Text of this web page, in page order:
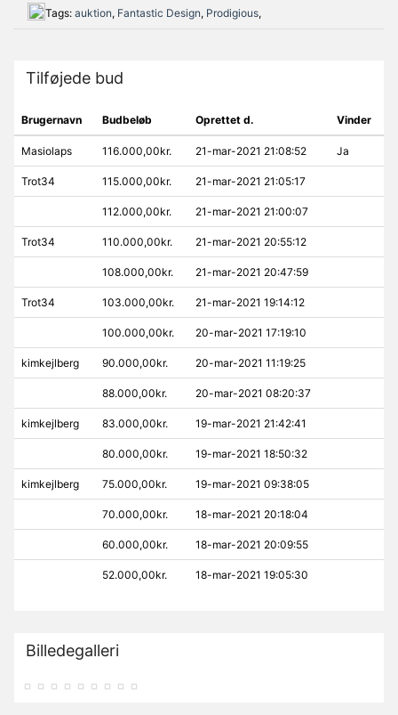
Tags: auktion, Fantastic Design, Prodigious,
Tilføjede bud
Brugernavn Budbeløb Oprettet d. Vinder
Masiolaps 116.000,00kr. 21-mar-2021 21:08:52 Ja
Trot34 115.000,00kr. 21-mar-2021 21:05:17
112.000,00kr. 21-mar-2021 21:00:07
Trot34 110.000,00kr. 21-mar-2021 20:55:12
108.000,00kr. 21-mar-2021 20:47:59
Trot34 103.000,00kr. 21-mar-2021 19:14:12
100.000,00kr. 20-mar-2021 17:19:10
kimkejlberg 90.000,00kr. 20-mar-2021 11:19:25
88.000,00kr. 20-mar-2021 08:20:37
kimkejlberg 83.000,00kr. 19-mar-2021 21:42:41
80.000,00kr. 19-mar-2021 18:50:32
kimkejlberg 75.000,00kr. 19-mar-2021 09:38:05
70.000,00kr. 18-mar-2021 20:18:04
60.000,00kr. 18-mar-2021 20:09:55
52.000,00kr. 18-mar-2021 19:05:30
Billedegalleri